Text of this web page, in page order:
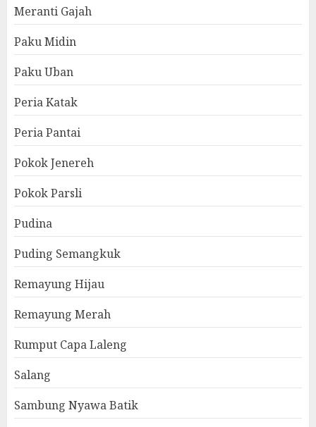
Meranti Gajah
Paku Midin
Paku Uban
Peria Katak
Peria Pantai
Pokok Jenereh
Pokok Parsli
Pudina
Puding Semangkuk
Remayung Hijau
Remayung Merah
Rumput Capa Laleng
Salang
Sambung Nyawa Batik